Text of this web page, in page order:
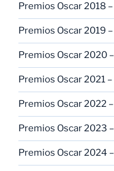
Premios Oscar 2018
Premios Oscar 2019
Premios Oscar 2020
Premios Oscar 2021
Premios Oscar 2022
Premios Oscar 2023
Premios Oscar 2024